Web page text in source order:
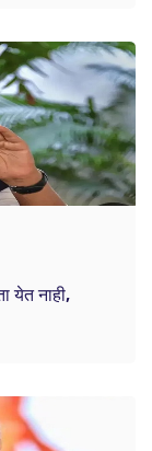
येत नाही,